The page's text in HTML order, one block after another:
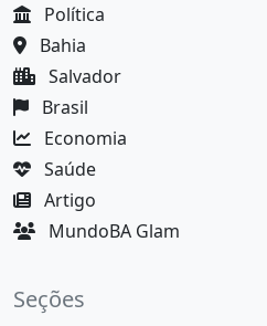
Política
Bahia
Salvador
Brasil
Economia
Saúde
Artigo
MundoBA Glam
Seções